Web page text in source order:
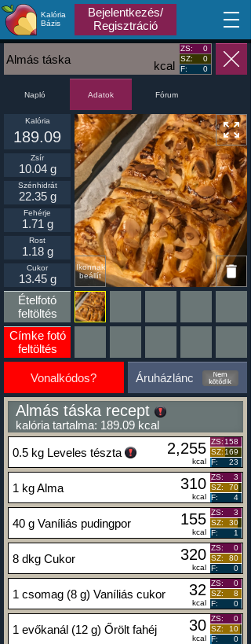
Kalória
Bázis
Bejelentkezés/
Regisztráció
MA
kcal
Almás táska
ZS:
0
SZ:
0
F:
0
Napló Adatok Fórum
Ikonnak
beállít
Kalória
189.09
Zsír
10.04 g
Szénhidrát
22.35 g
Fehérje
1.71 g
Rost
1.18 g
Cukor
13.45 g
Ételfotó
feltöltés
Címke fotó
feltöltés
Vonalkódos? Áruházlánc
Almás táska recept
kalória tartalma: 189.09 kcal
0.5 kg Leveles tészta 2,255
kcal
ZS: 158
SZ: 169
F:
23
1 kg Alma 310
kcal
ZS:
3
SZ:
70
F:
4
40 g Vaníliás pudingpor 155
kcal
ZS:
3
SZ:
30
F:
1
8 dkg Cukor 320
kcal
ZS:
0
SZ:
80
F:
0
1 csomag (8 g) Vaníliás cukor 32
kcal
ZS:
0
SZ:
8
F:
0
1 evőkanál (12 g) Őrölt fahéj 30
kcal
ZS:
0
SZ:
10
F:
0